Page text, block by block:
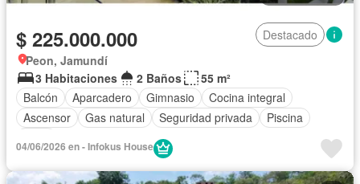
$ 225.000.000
Destacado
Peon, Jamundí
3 Habitaciones
2 Baños
55 m²
Balcón
Aparcadero Gimnasio
Cocina integral
Ascensor
Gas natural Seguridad privada
Piscina
04/06/2026 en - Infokus House